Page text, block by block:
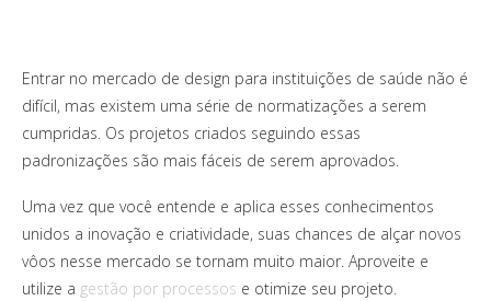
Entrar no mercado de design para instituições de saúde não é
difícil, mas existem uma série de normatizações a serem
cumpridas. Os projetos criados seguindo essas
padronizações são mais fáceis de serem aprovados.
Uma vez que você entende e aplica esses conhecimentos
unidos a inovação e criatividade, suas chances de alçar novos
vôos nesse mercado se tornam muito maior. Aproveite e
utilize a gestão por processos e otimize seu projeto.